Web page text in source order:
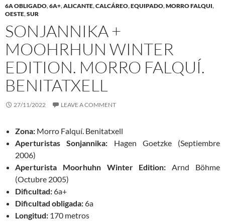
6A OBLIGADO,6A+,ALICANTE,CALCÁREO,EQUIPADO,MORRO FALQUI,
OESTE,SUR
SONJANNIKA +
MOOHRHUN WINTER
EDITION. MORRO FALQUÍ.
BENITATXELL
27/11/2022 LEAVE A COMMENT
Zona: Morro Falquí. Benitatxell
Aperturistas Sonjannika: Hagen Goetzke (Septiembre
2006)
Aperturista Moorhuhn Winter Edition:Arnd Böhme
(Octubre 2005)
Dificultad:6a+
Dificultad obligada:6a
Longitud: 170 metros